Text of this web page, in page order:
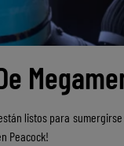
listos para
Peacock!